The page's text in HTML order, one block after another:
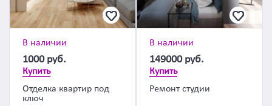
В наличии
1000 руб.
Купить
Отделка квартир под
ключ
В наличии
149000 руб.
Купить
Ремонт студии